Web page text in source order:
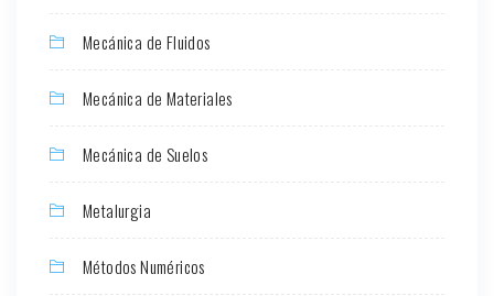
Mecánica de Fluidos
Mecánica de Materiales
Mecánica de Suelos
Metalurgia
Métodos Numéricos